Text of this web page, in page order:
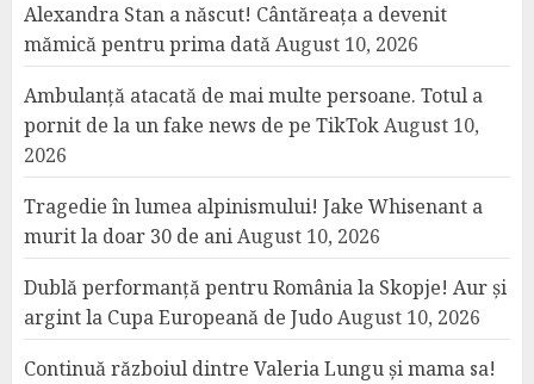
Alexandra Stan a născut! Cântăreața a devenit
mămică pentru prima datăAugust 10, 2026
Ambulanță atacată de mai multe persoane. Totul a
pornit de la un fake news de pe TikTokAugust 10,
2026
Tragedie în lumea alpinismului! Jake Whisenant a
murit la doar 30 de aniAugust 10, 2026
Dublă performanță pentru România la Skopje! Aur și
argint la Cupa Europeană de JudoAugust 10, 2026
Continuă războiul dintre Valeria Lungu și mama sa!